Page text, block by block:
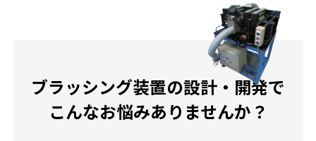
ブラッシング装置の設計・開発で
こんなお悩みありませんか？